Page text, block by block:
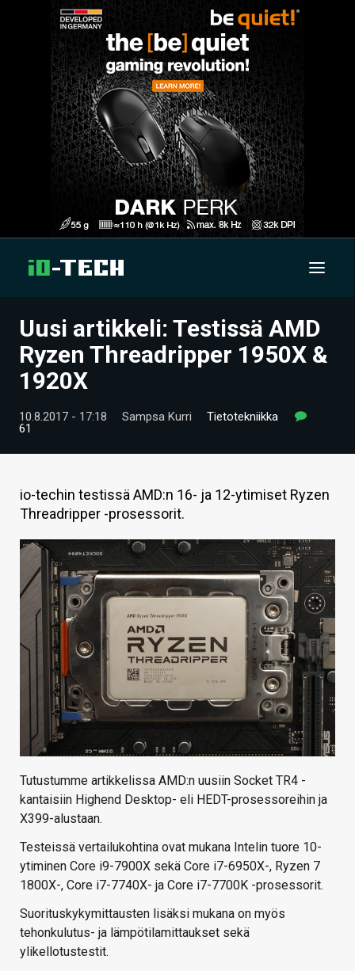
UUTISET
ARTIKKELIT
VIDEOT
HINTA.FI
KAUPPA
VAIHDA TEEMA
HAKU
Uusi artikkeli: Testissä AMD
Ryzen Threadripper 1950X &
1920X
10.8.2017 - 17:18 Sampsa Kurri
Tietotekniikka
61
io-techin testissä AMD:n 16- ja 12-ytimiset Ryzen
Threadripper -prosessorit.
Tutustumme artikkelissa AMD:n uusiin Socket TR4 -
kantaisiin Highend Desktop- eli HEDT-prosessoreihin ja
X399-alustaan.
Testeissä vertailukohtina ovat mukana Intelin tuore 10-
ytiminen Core i9-7900X sekä Core i7-6950X-, Ryzen 7
1800X-, Core i7-7740X- ja Core i7-7700K -prosessorit.
Suorituskykymittausten lisäksi mukana on myös
tehonkulutus- ja lämpötilamittaukset sekä
ylikellotustestit.